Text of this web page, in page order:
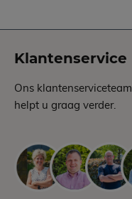
Klantenservice
Ons klantenserviceteam
helpt u graag verder.